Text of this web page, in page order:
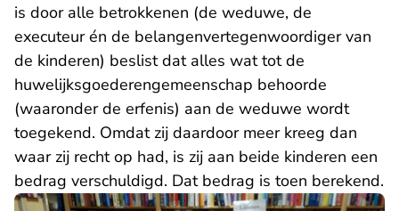
is door alle betrokkenen (de weduwe, de
executeur én de belangenvertegenwoordiger van
de kinderen) beslist dat alles wat tot de
huwelijksgoederengemeenschap behoorde
(waaronder de erfenis) aan de weduwe wordt
toegekend. Omdat zij daardoor meer kreeg dan
waar zij recht op had, is zij aan beide kinderen een
bedrag verschuldigd. Dat bedrag is toen berekend.